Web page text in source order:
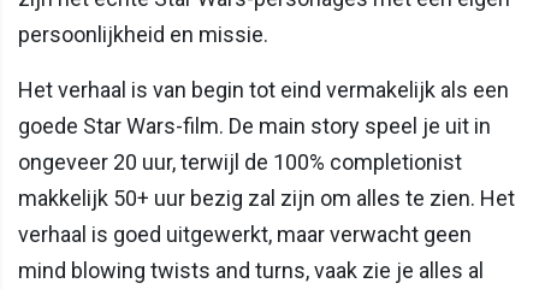
persoonlijkheid en missie.
Het verhaal is van begin tot eind vermakelijk als een
goede Star Wars-film. De main story speel je uit in
ongeveer 20 uur, terwijl de 100% completionist
makkelijk 50+ uur bezig zal zijn om alles te zien. Het
verhaal is goed uitgewerkt, maar verwacht geen
mind blowing twists and turns, vaak zie je alles al